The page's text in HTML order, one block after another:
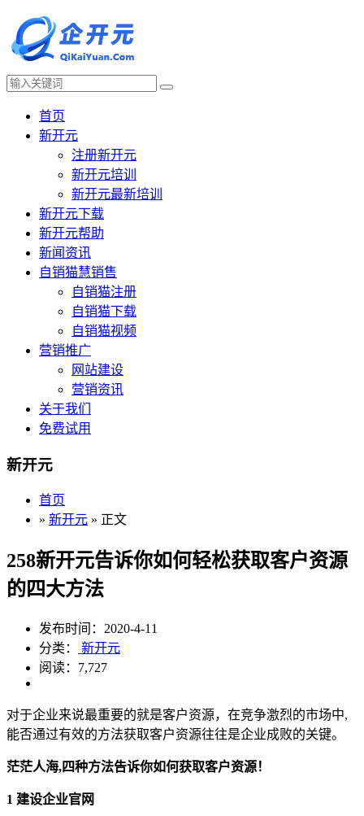
首页
新开元
注册新开元
新开元培训
新开元最新培训
新开元下载
新开元帮助
新闻资讯
自销猫慧销售
自销猫注册
自销猫下载
自销猫视频
营销推广
网站建设
营销资讯
关于我们
免费试用
新开元
首页
» 新开元 » 正文
258新开元告诉你如何轻松获取客户资源
的四大方法
发布时间：2020-4-11
分类：
新开元
阅读：7,727
对于企业来说最重要的就是客户资源，在竞争激烈的市场中,
能否通过有效的方法获取客户资源往往是企业成败的关键。
茫茫人海,四种方法告诉你如何获取客户资源！
1 建设企业官网